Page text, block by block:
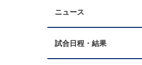
ニュース
試合日程・結果